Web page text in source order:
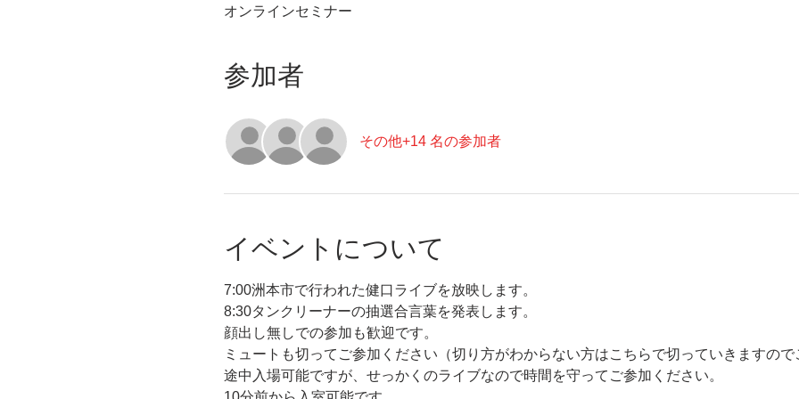
オンラインセミナー
参加者
その他+14 名の参加者
イベントについて
7:00洲本市で行われた健口ライブを放映します。
8:30タンクリーナーの抽選合言葉を発表します。
顔出し無しでの参加も歓迎です。
ミュートも切ってご参加ください（切り方がわからない方はこちらで切っていきますので
途中入場可能ですが、せっかくのライブなので時間を守ってご参加ください。